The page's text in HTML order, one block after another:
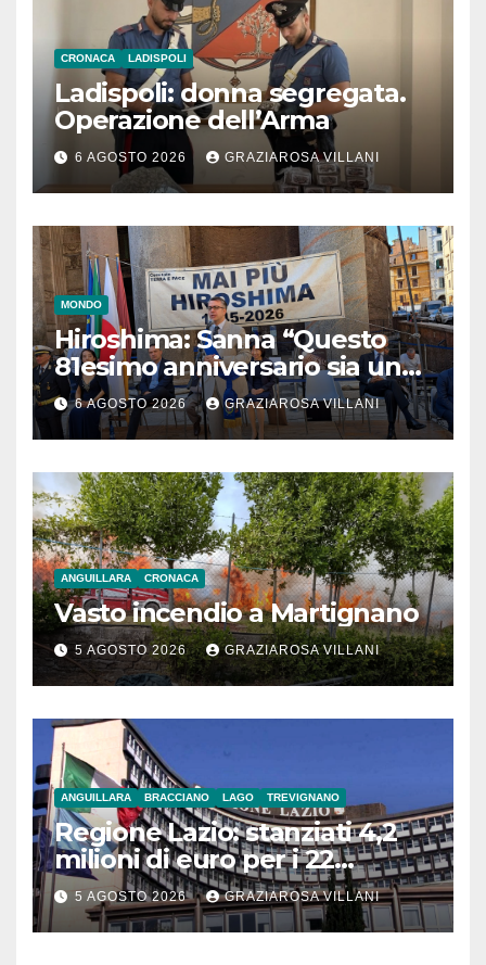
CRONACA LADISPOLI
Ladispoli: donna segregata.
Operazione dell’Arma
6 AGOSTO 2026 GRAZIAROSA VILLANI
MONDO
Hiroshima: Sanna “Questo
81esimo anniversario sia un
monito per tutti”
6 AGOSTO 2026 GRAZIAROSA VILLANI
ANGUILLARA CRONACA
Vasto incendio a Martignano
5 AGOSTO 2026 GRAZIAROSA VILLANI
ANGUILLARA BRACCIANO LAGO TREVIGNANO
Regione Lazio: stanziati 4,2
milioni di euro per i 22
Comuni dell’Etruria
Meridionale
5 AGOSTO 2026 GRAZIAROSA VILLANI